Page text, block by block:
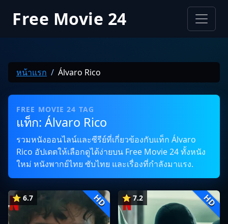
Free Movie 24
หน้าแรก Álvaro Rico
FREE MOVIE 24 TAG
แท็ก: Álvaro Rico
รวมหนังออนไลน์และซีรีย์ที่เกี่ยวข้องกับแท็ก Álvaro
Rico อัปเดตให้เลือกดูได้ง่ายบน Free Movie 24 ทั้งหนัง
ใหม่ หนังพากย์ไทย ซับไทย และเรื่องที่กำลังมาแรง.
⭐ 6.7 HD ⭐ 7.2 HD